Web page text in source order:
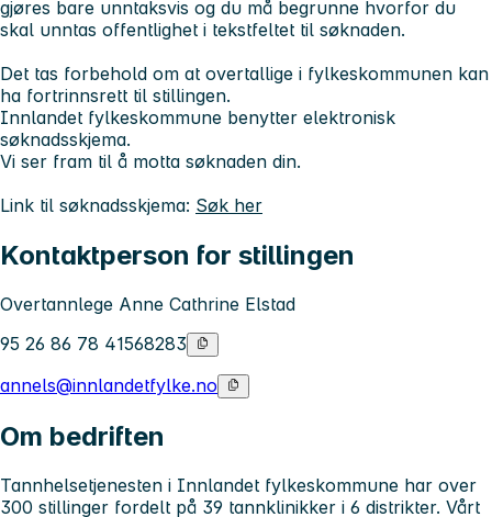
gjøres bare unntaksvis og du må begrunne hvorfor du
skal unntas offentlighet i tekstfeltet til søknaden.
Det tas forbehold om at overtallige i fylkeskommunen kan
ha fortrinnsrett til stillingen.
Innlandet fylkeskommune benytter elektronisk
søknadsskjema.
Vi ser fram til å motta søknaden din.
Link til søknadsskjema: Søk her
Kontaktperson for stillingen
Overtannlege Anne Cathrine Elstad
95 26 86 78 41568283
annels@innlandetfylke.no
Om bedriften
Tannhelsetjenesten i Innlandet fylkeskommune har over
300 stillinger fordelt på 39 tannklinikker i 6 distrikter. Vårt